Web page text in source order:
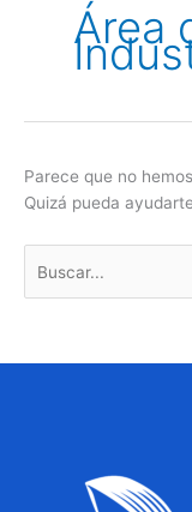
Área
Parece que no
Quizá pueda